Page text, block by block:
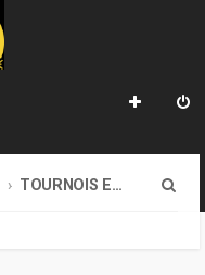
TOURNOIS ET EVENEMENTS